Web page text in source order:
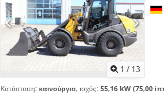
1 / 13
Κατάσταση: καινούργιο, ισχύς: 55,16 kW (75,00